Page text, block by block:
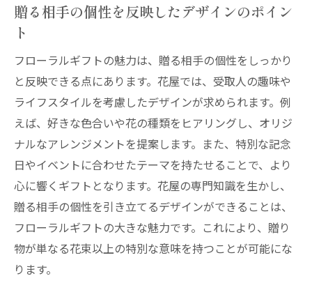
フローラルギフトがもたらす心温まる喜び
ギフトがもたらす感動とその後の効果
花屋が提供する心に響く贈り物
日常を彩る贈り物の可能性
心温まる瞬間を共有する方法
フローラルギフトが運ぶ癒しの力
花屋が提案する個性豊かなフローラルデザイン
個性を演出するためのデザインテクニック
花材選びで引き出す贈り物の魅力
贈る相手の個性を反映したデザインのポイン
ト
フローラルギフトの魅力は、贈る相手の個性をしっかり
と反映できる点にあります。花屋では、受取人の趣味や
ライフスタイルを考慮したデザインが求められます。例
えば、好きな色合いや花の種類をヒアリングし、オリジ
ナルなアレンジメントを提案します。また、特別な記念
日やイベントに合わせたテーマを持たせることで、より
心に響くギフトとなります。花屋の専門知識を生かし、
贈る相手の個性を引き立てるデザインができることは、
フローラルギフトの大きな魅力です。これにより、贈り
物が単なる花束以上の特別な意味を持つことが可能にな
ります。